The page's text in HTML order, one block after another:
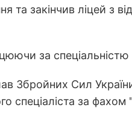
та закінчив ліцей з
за спеціальністю
Збройних Сил
за фахом